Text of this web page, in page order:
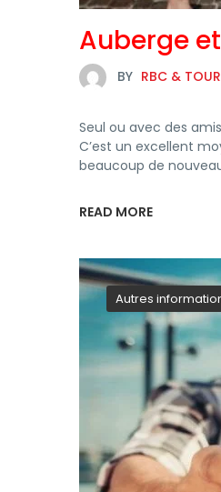
Auberge
BY RBC &
Seul ou avec des
C’est un excellent
beaucoup de
READ MORE
Autres